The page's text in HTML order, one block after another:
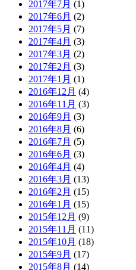
2017年7月 (1)
2017年6月 (2)
2017年5月 (7)
2017年4月 (3)
2017年3月 (2)
2017年2月 (3)
2017年1月 (1)
2016年12月 (4)
2016年11月 (3)
2016年9月 (3)
2016年8月 (6)
2016年7月 (5)
2016年6月 (3)
2016年4月 (4)
2016年3月 (13)
2016年2月 (15)
2016年1月 (15)
2015年12月 (9)
2015年11月 (11)
2015年10月 (18)
2015年9月 (17)
2015年8月 (14)